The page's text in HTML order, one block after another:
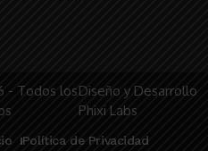
- Todos losDiseño y Desarrollo
Phixi Labs
Política de Privacidad